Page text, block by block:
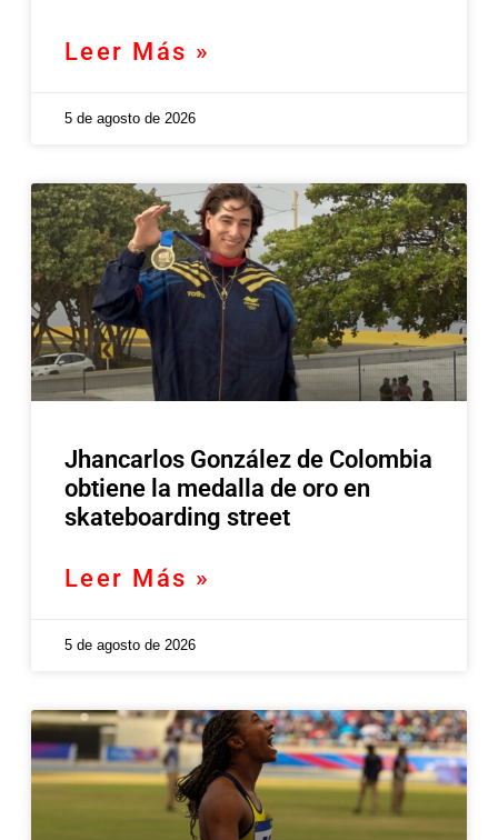
Leer Más »
5 de agosto de 2026
Jhancarlos González de Colombia
obtiene la medalla de oro en
skateboarding street
Leer Más »
5 de agosto de 2026